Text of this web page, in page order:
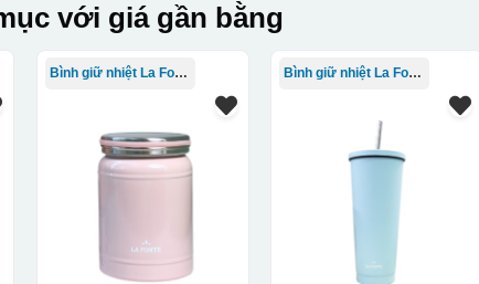
với giá gần bằng
Bình giữ nhiệt La Fonte Bình giữ nhiệt La Fonte